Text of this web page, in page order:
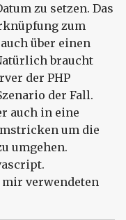
zu setzen. Das
zum
über einen
braucht
der PHP
der Fall.
auch in eine
um die
umgehen.
verwendeten